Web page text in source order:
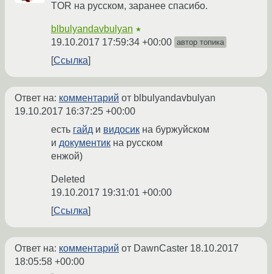
TOR на русском, заранее спасибо.
blbulyandavbulyan ★
19.10.2017 17:59:34 +00:00 автор топика
Ссылка
Ответ на: комментарий от blbulyandavbulyan
19.10.2017 16:37:25 +00:00
есть гайд и видосик на буржуйском
и документик на русском
енжой)
Deleted
19.10.2017 19:31:01 +00:00
Ссылка
Ответ на: комментарий от DawnCaster 18.10.2017
18:05:58 +00:00